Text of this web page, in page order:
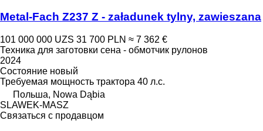
Metal-Fach Z237 Z - załadunek tylny, zawieszana
101 000 000 UZS 31 700 PLN ≈ 7 362 €
Техника для заготовки сена - обмотчик рулонов
2024
Состояние новый
Требуемая мощность трактора 40 л.с.
Польша, Nowa Dąbia
SLAWEK-MASZ
Связаться с продавцом